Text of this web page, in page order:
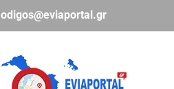
odigos@eviaportal.gr